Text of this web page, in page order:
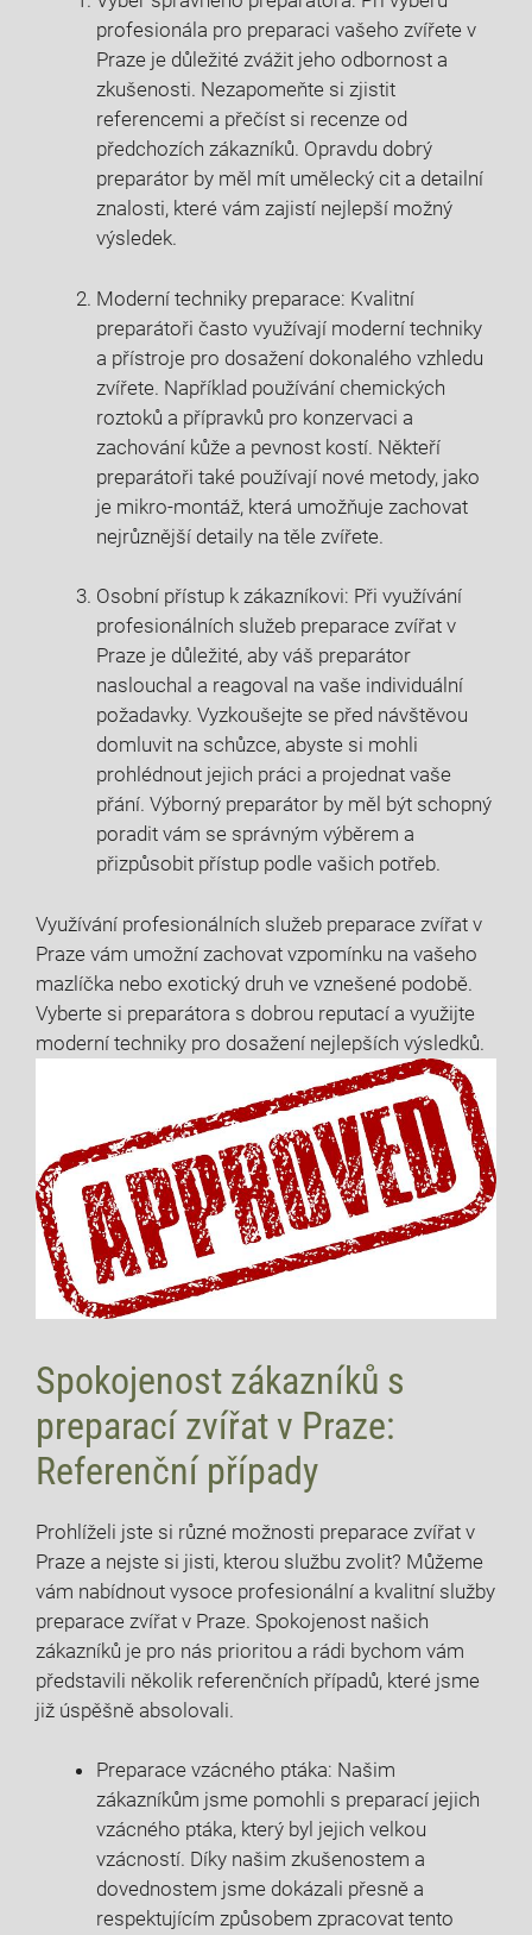
profesionála pro preparaci vašeho zvířete⁢ v
Praze je důležité ‌zvážit jeho odbornost a​
zkušenosti. Nezapomeňte ⁤si zjistit⁤
referencemi a ⁤přečíst⁣ si recenze od
předchozích zákazníků. Opravdu ⁢dobrý‍
preparátor by měl mít umělecký cit​ a detailní
znalosti, ‌které vám zajistí ‌nejlepší ‍možný
‌výsledek.
Moderní ​techniky preparace: ‍Kvalitní⁤
preparátoři často využívají ⁤moderní⁤ techniky
a přístroje pro dosažení dokonalého vzhledu
zvířete. Například‌ používání ​chemických⁣
roztoků a přípravků pro konzervaci a
zachování kůže a pevnost kostí.⁤ Někteří
preparátoři také používají nové metody, jako
‌je mikro-montáž, která⁢ umožňuje zachovat
⁤nejrůznější detaily na těle‍ zvířete.
Osobní přístup k ⁢zákazníkovi: Při ⁣využívání
⁢profesionálních služeb preparace zvířat v
Praze je důležité, aby ​váš preparátor‍
naslouchal a⁣ reagoval na vaše ⁢individuální
požadavky. Vyzkoušejte se před ⁤návštěvou
domluvit na schůzce, abyste si mohli
prohlédnout⁤ jejich⁤ práci a projednat vaše
přání. Výborný preparátor ⁤by měl ‌být⁤ schopný
poradit vám se správným výběrem a
přizpůsobit přístup podle vašich potřeb.
Využívání profesionálních‍ služeb preparace zvířat v‌
Praze​ vám​ umožní zachovat ⁤vzpomínku na ‍vašeho
mazlíčka nebo exotický druh⁤ ve⁢ vznešené podobě.
Vyberte si preparátora s⁣ dobrou ⁣reputací a využijte
moderní techniky pro ⁢dosažení nejlepších výsledků.
Spokojenost zákazníků s
preparací zvířat v Praze:
Referenční případy
Prohlíželi jste ‌si​ různé možnosti ‍preparace zvířat v
Praze a nejste ⁣si jisti, kterou službu zvolit? Můžeme
⁤vám⁤ nabídnout vysoce profesionální a kvalitní služby‌
preparace zvířat v Praze. Spokojenost našich
⁤zákazníků je pro ‌nás prioritou a rádi bychom vám
představili několik referenčních ‌případů,⁣ které jsme
⁢již​ úspěšně absolovali.
Preparace vzácného ptáka:⁣ Našim⁤
zákazníkům jsme pomohli s preparací jejich
⁣vzácného ptáka, který byl jejich velkou
vzácností. Díky našim zkušenostem a
dovednostem ‍jsme dokázali přesně a
respektujícím ⁣způsobem ⁣zpracovat ‌tento